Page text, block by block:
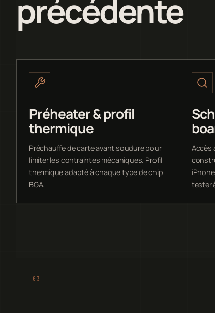
précédente
Préheater & profil
thermique
Préchauffe de carte avant soudure pour
limiter les contraintes mécaniques. Profil
thermique adapté à chaque type de chip
BGA.
Accès
tester